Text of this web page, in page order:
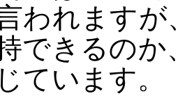
われますが
できるのか
ています。